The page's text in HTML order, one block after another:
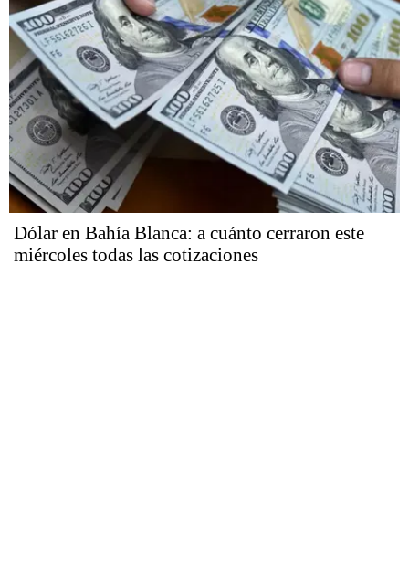
Dólar en Bahía Blanca: a cuánto cerraron este
miércoles todas las cotizaciones